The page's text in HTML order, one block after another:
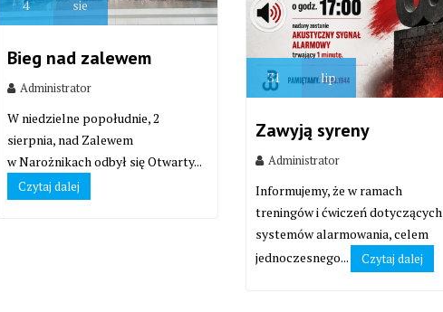
4 sie
Bieg nad zalewem
Administrator
W niedzielne popołudnie, 2
sierpnia, nad Zalewem
w Narożnikach odbył się Otwarty...
Czytaj dalej
31 lip
Zawyją syreny
Administrator
Informujemy, że w ramach
treningów i ćwiczeń dotyczących
systemów alarmowania, celem
jednoczesnego...
Czytaj dalej